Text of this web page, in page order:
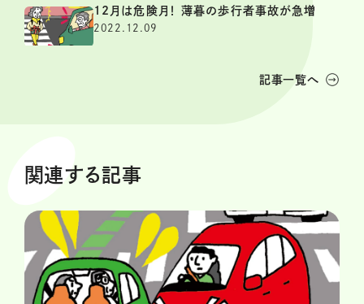
12月は危険月！ 薄暮の歩行者事故が急増
2022.12.09
記事一覧へ
関連する記事